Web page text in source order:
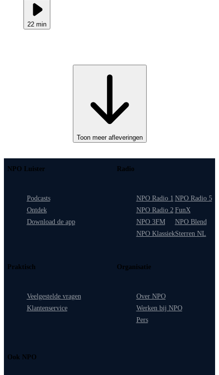
22 min
Toon meer afleveringen
NPO Luister
Podcasts
Ontdek
Download de app
Radio
NPO Radio 1
NPO Radio 2
NPO 3FM
NPO Klassiek
NPO Radio 5
FunX
NPO Blend
Sterren NL
Praktisch
Veelgestelde vragen
Klantenservice
Organisatie
Over NPO
Werken bij NPO
Pers
Ook NPO